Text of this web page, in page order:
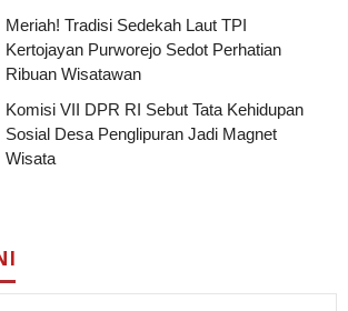
Meriah! Tradisi Sedekah Laut TPI
Kertojayan Purworejo Sedot Perhatian
Ribuan Wisatawan
Komisi VII DPR RI Sebut Tata Kehidupan
Sosial Desa Penglipuran Jadi Magnet
Wisata